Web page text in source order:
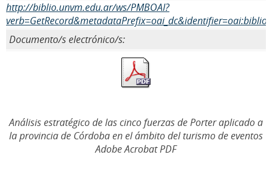
http://biblio.unvm.edu.ar/ws/PMBOAI?
Documento/s electrónico/s:
Análisis estratégico de las cinco fuerzas de Porter aplicado a
la provincia de Córdoba en el ámbito del turismo de eventos
Adobe Acrobat PDF